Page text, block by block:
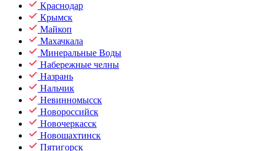
Краснодар
Крымск
Майкоп
Махачкала
Минеральные Воды
Набережные челны
Назрань
Нальчик
Невинномысск
Новороссийск
Новочеркасск
Новошахтинск
Пятигорск